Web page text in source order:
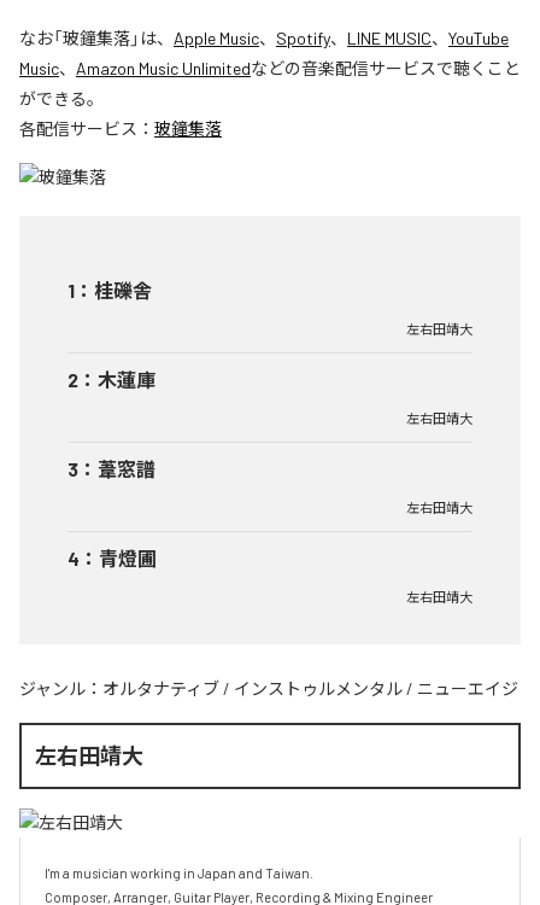
なお「玻鐘集落」は、 Apple Music、 Spotify、 LINE MUSIC、 YouTube
Music、 Amazon Music Unlimitedなどの音楽配信サービスで聴くこと
ができる。
各配信サービス： 玻鐘集落
1 ： 桂礫舎
左右田靖大
2 ： 木蓮庫
左右田靖大
3 ： 葦窓譜
左右田靖大
4 ： 青燈圃
左右田靖大
ジャンル： オルタナティブ / インストゥルメンタル / ニューエイジ
左右田靖大
I'm a musician working in Japan and Taiwan.
Composer, Arranger, Guitar Player, Recording & Mixing Engineer